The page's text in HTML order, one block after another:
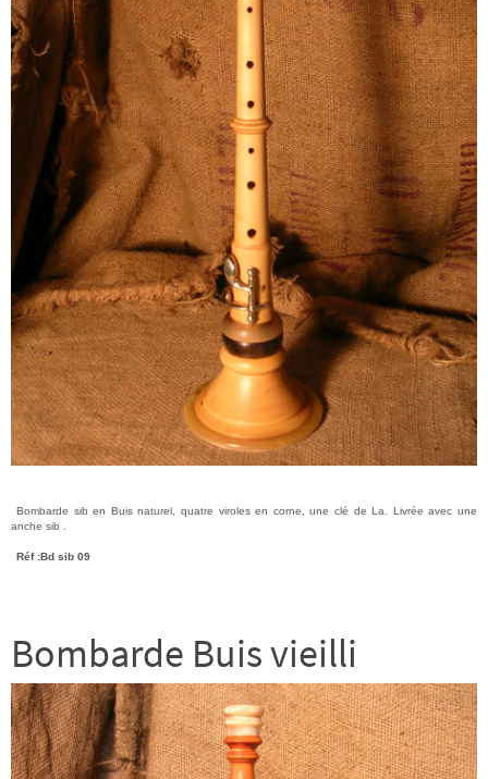
Bombarde sib en Buis naturel, quatre viroles en corne, une clé de La. Livrée avec une
anche sib .
Réf :Bd sib 09
Bombarde Buis vieilli